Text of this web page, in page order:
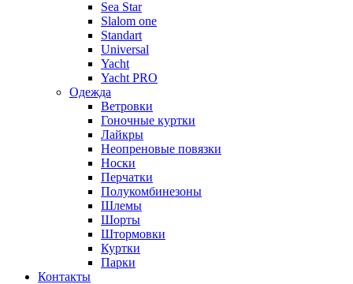
Sea Star
Slalom one
Standart
Universal
Yacht
Yacht PRO
Одежда
Ветровки
Гоночные куртки
Лайкры
Неопреновые повязки
Носки
Перчатки
Полукомбинезоны
Шлемы
Шорты
Штормовки
Куртки
Парки
Контакты